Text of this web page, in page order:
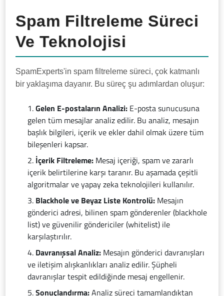
Spam Filtreleme Süreci
Ve Teknolojisi
SpamExperts'in spam filtreleme süreci, çok katmanlı
bir yaklaşıma dayanır. Bu süreç şu adımlardan oluşur:
Gelen E-postaların Analizi: E-posta sunucusuna
gelen tüm mesajlar analiz edilir. Bu analiz, mesajın
başlık bilgileri, içerik ve ekler dahil olmak üzere tüm
bileşenleri kapsar.
İçerik Filtreleme: Mesaj içeriği, spam ve zararlı
içerik belirtilerine karşı taranır. Bu aşamada çeşitli
algoritmalar ve yapay zeka teknolojileri kullanılır.
Blackhole ve Beyaz Liste Kontrolü: Mesajın
gönderici adresi, bilinen spam gönderenler (blackhole
list) ve güvenilir göndericiler (whitelist) ile
karşılaştırılır.
Davranışsal Analiz: Mesajın gönderici davranışları
ve iletişim alışkanlıkları analiz edilir. Şüpheli
davranışlar tespit edildiğinde mesaj engellenir.
Sonuçlandırma:Analiz süreci tamamlandıktan